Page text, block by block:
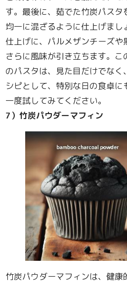
す。最後に、茹でた竹炭パス
均一に混ざるように仕上げまし
仕上げに、パルメザンチーズや
さらに風味が引き立ちます。
のパスタは、見た目だけでな
シピとして、特別な日の食卓に
一度試してみてください。
7）竹炭パウダーマフィン
竹炭パウダーマフィンは、健康